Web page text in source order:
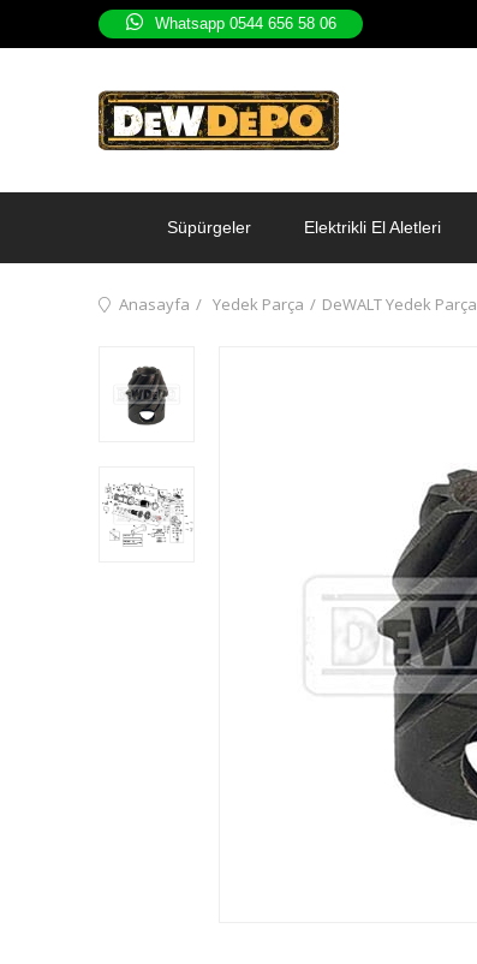
Whatsapp 0544 656 58 06
Süpürgeler Elektrikli El Aletleri
Anasayfa Yedek Parça DeWALT Yedek Parça